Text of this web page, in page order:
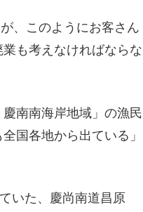
、このようにお客さん
も考えなければならな
南南海岸地域」の漁民
国各地から出ている」
いた、慶尚南道昌原